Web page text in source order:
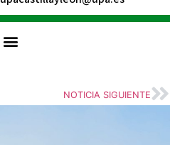
NOTICIA SIGUIENTE